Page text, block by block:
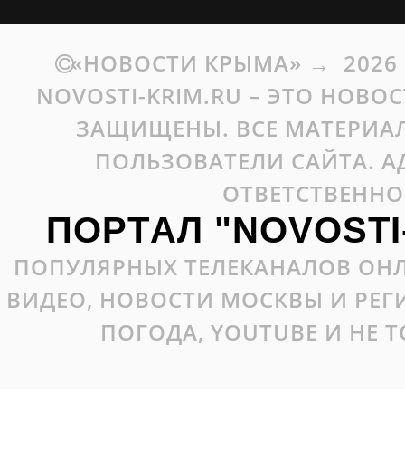
«НОВОСТИ КРЫМА» → 2026
NOVOSTI-KRIM.RU – ЭТО
ЗАЩИЩЕНЫ. ВСЕ
ПОЛЬЗОВАТЕЛИ САЙТА.
ПОРТАЛ
ПОПУЛЯРНЫХ ТЕЛЕКАНАЛОВ
ВИДЕО, НОВОСТИ МОСКВЫ И
ПОГОДА, YOUTUBE И